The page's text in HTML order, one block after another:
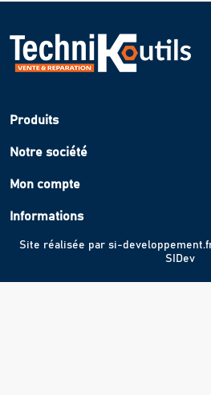
Produits
Notre société
Mon compte
Informations
Site réalisée par si-
SIDev